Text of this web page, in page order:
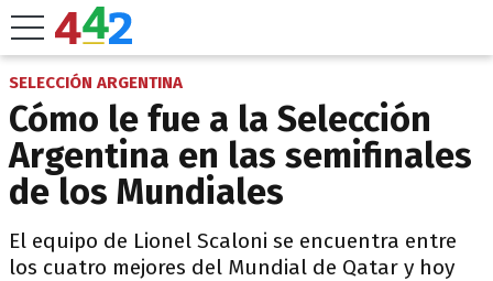
SELECCIÓN ARGENTINA
Cómo le fue a la Selección
Argentina en las semifinales
de los Mundiales
El equipo de Lionel Scaloni se encuentra entre
los cuatro mejores del Mundial de Qatar y hoy